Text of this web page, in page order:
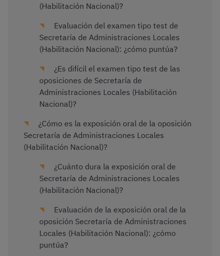
(Habilitación Nacional)?
Evaluación del examen tipo test de
Secretaría de Administraciones Locales
(Habilitación Nacional): ¿cómo puntúa?
¿Es difícil el examen tipo test de las
oposiciones de Secretaría de
Administraciones Locales (Habilitación
Nacional)?
¿Cómo es la exposición oral de la oposición
Secretaría de Administraciones Locales
(Habilitación Nacional)?
¿Cuánto dura la exposición oral de
Secretaría de Administraciones Locales
(Habilitación Nacional)?
Evaluación de la exposición oral de la
oposición Secretaría de Administraciones
Locales (Habilitación Nacional): ¿cómo
puntúa?